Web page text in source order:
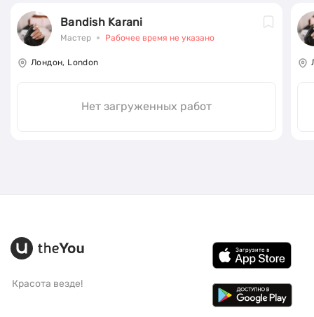
Bandish Karani
Мастер Рабочее время не указано
Лондон, London
Нет загруженных работ
Красота везде!